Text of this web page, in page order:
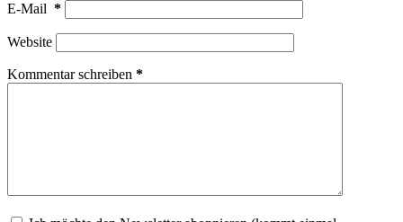
E-Mail *
Website
Kommentar schreiben *